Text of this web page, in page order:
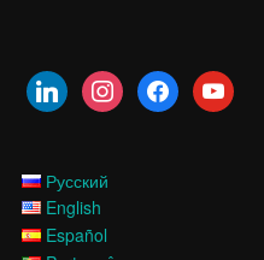
linkedininstagramfacebookyoutube
Русский
English
Español